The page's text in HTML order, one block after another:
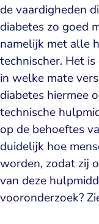
de vaardigheden
diabetes zo goed
namelijk met alle
technischer. Het
in welke mate
diabetes hiermee
technische
op de behoeftes
duidelijk hoe
worden, zodat zij
van deze
vooronderzoek?